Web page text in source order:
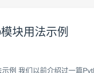
块用法示例
例 我们以前介绍过一篇